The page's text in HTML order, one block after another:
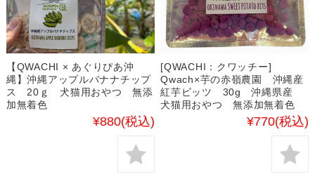
【QWACHI × あぐりぴあ沖
縄】沖縄アップルバナナチップ
ス 20ｇ 犬猫用おやつ 無添
加無着色
¥880(税込)
[QWACHI：クワッチー]
Qwach×芋の赤嶺農園 沖縄産
紅芋ビッツ 30g 沖縄県産
犬猫用おやつ 無添加無着色
¥770(税込)